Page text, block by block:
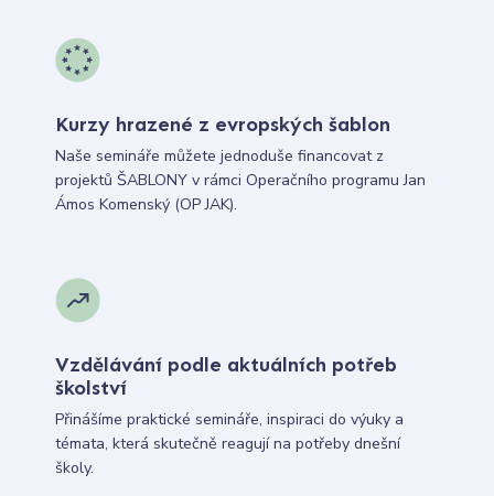
Kurzy hrazené z evropských šablon
Naše semináře můžete jednoduše financovat z
projektů ŠABLONY v rámci Operačního programu Jan
Ámos Komenský (OP JAK).
Vzdělávání podle aktuálních potřeb
školství
Přinášíme praktické semináře, inspiraci do výuky a
témata, která skutečně reagují na potřeby dnešní
školy.